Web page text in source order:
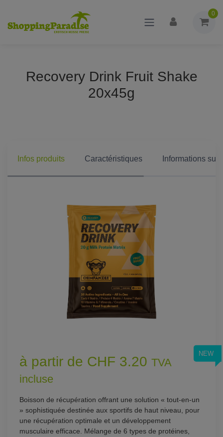
0
Recovery Drink Fruit Shake
20x45g
Infos produits Caractéristiques Informations
NEW
à partir de CHF 3.20 TVA
incluse
Boisson de récupération offrant une solution « tout-en-un
» sophistiquée destinée aux sportifs de haut niveau, pour
une récupération optimale et un développement
musculaire efficace. Mélange de 6 types de protéines,